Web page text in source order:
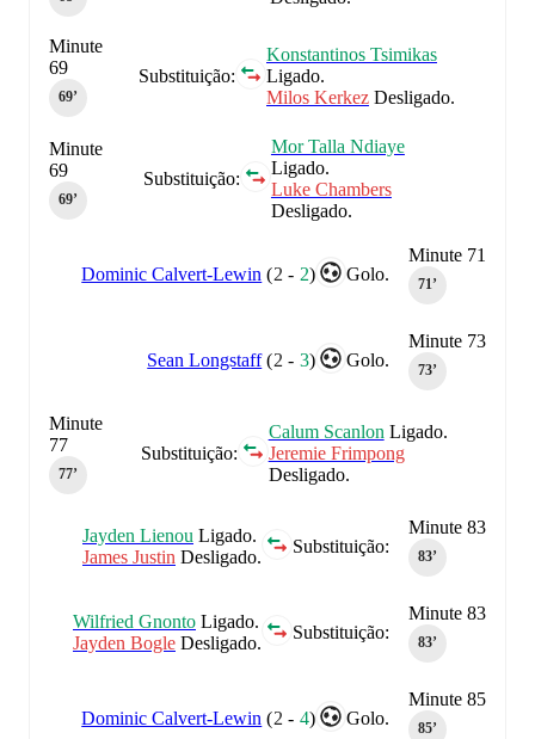
Substituição:
Konstantinos Tsimikas
Ligado.
Milos Kerkez Desligado.
Minute
69
69‎’‎
Substituição:
Mor Talla Ndiaye
Ligado.
Luke Chambers
Desligado.
Minute
69
69‎’‎
Minute 71
71‎’‎
Golo.
Dominic Calvert-Lewin (2 - 2)
Minute 73
73‎’‎
Golo.
Sean Longstaff (2 - 3)
Substituição:
Calum Scanlon Ligado.
Jeremie Frimpong
Desligado.
Minute
77
77‎’‎
Minute 83
83‎’‎
Substituição:
Jayden Lienou Ligado.
James Justin Desligado.
Minute 83
83‎’‎
Substituição:
Wilfried Gnonto Ligado.
Jayden Bogle Desligado.
Minute 85
85‎’‎
Golo.
Dominic Calvert-Lewin (2 - 4)